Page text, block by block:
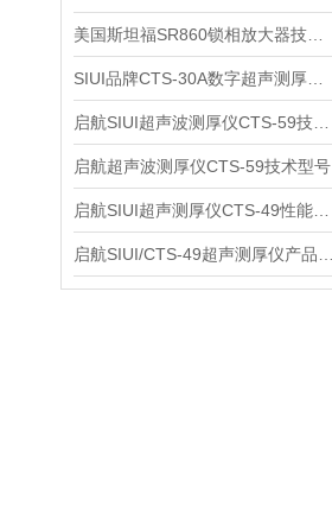
启航超声波测厚仪CTS-59技术型号